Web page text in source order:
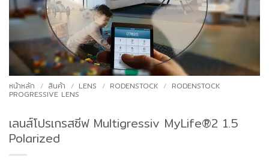
หน้าหลัก / สินค้า / LENS / RODENSTOCK / RODENSTOCK
PROGRESSIVE LENS
เลนส์โปรเกรสซีฟ Multigressiv MyLife®2 1.5
Polarized